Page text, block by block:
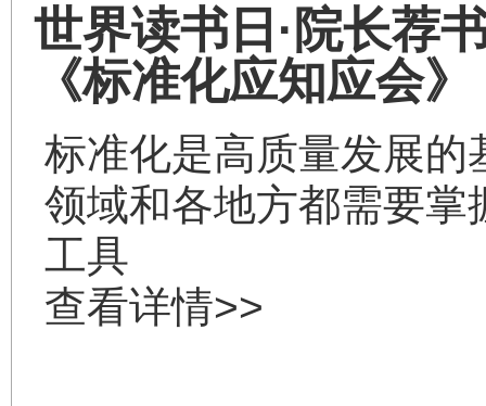
世界读书日·院长荐
《标准化应知应会》
标准化是高质量发展
领域和各地方都需要
工具
查看详情>>